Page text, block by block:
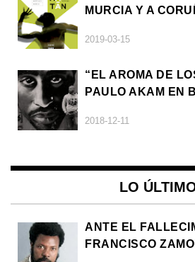
MURCIA Y A
2019-03-15
“EL AROMA DE
PAULO AKAM EN
2018-12-11
LO
ANTE EL
FRANCISCO